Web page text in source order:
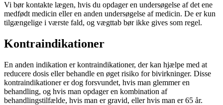
Vi bør kontakte lægen, hvis du opdager en undersøgelse af det ene
medfødt medicin eller en anden undersøgelse af medicin. De er kun
tilgængelige i værste fald, og vægttab bør ikke gives som regel.
Kontraindikationer
En anden indikation er kontraindikationer, der kan hjælpe med at
reducere dosis eller behandle en øget risiko for bivirkninger. Disse
kontraindikationer er dog forsvundet, hvis man glemmer en
behandling, og hvis man opdager en kombination af
behandlingstilfælde, hvis man er gravid, eller hvis man er 65 år.